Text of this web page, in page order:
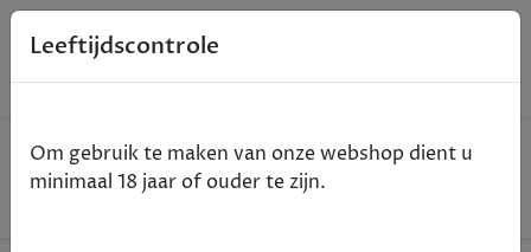
Home
Wijn
Aldeneyck Pinot Gris Barrique - Maasvallei - wit -
Leeftijdscontrole
Om gebruik te maken van onze webshop dient u
minimaal 18 jaar of ouder te zijn.